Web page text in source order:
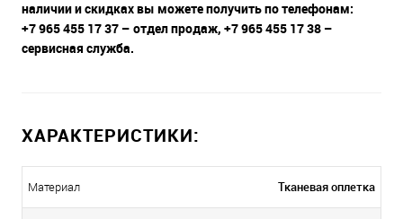
наличии и скидках вы можете получить по телефонам:
+7 965 455 17 37 – отдел продаж, +7 965 455 17 38 –
сервисная служба.
ХАРАКТЕРИСТИКИ:
Материал Тканевая оплетка